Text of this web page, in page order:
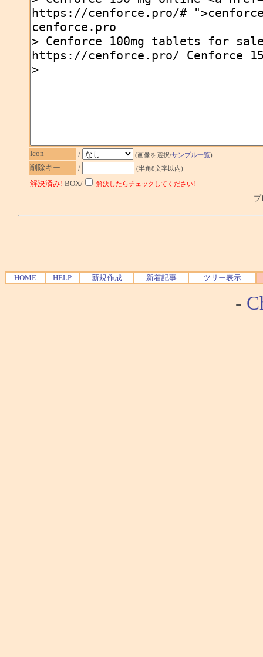
Icon / (画像を選択/サンプル一覧)
削除キー / (半角8文字以内)
解決済み! BOX/ 解決したらチェックしてください!
プ
HOME HELP 新規作成 新着記事 ツリー表示
-